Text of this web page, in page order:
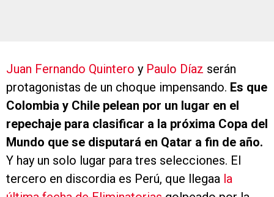
Juan Fernando Quintero y Paulo Díaz serán
protagonistas de un choque impensando. Es que
Colombia y Chile pelean por un lugar en el
repechaje para clasificar a la próxima Copa del
Mundo que se disputará en Qatar a fin de año.
Y hay un solo lugar para tres selecciones. El
tercero en discordia es Perú, que llegaa la